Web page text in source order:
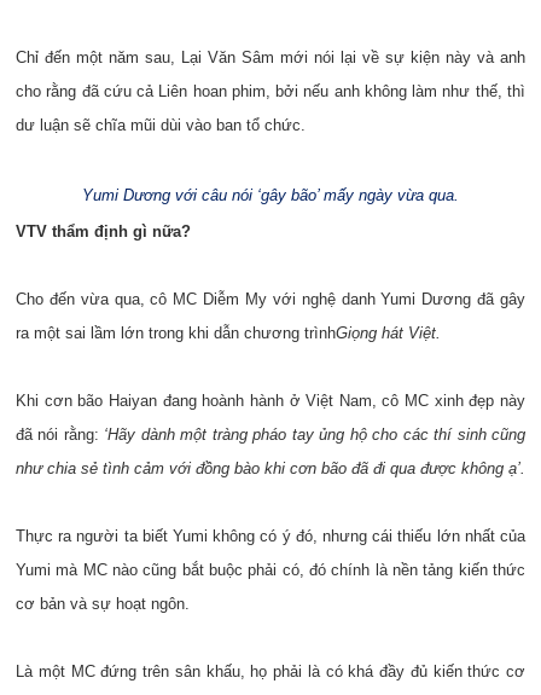
Chỉ đến một năm sau, Lại Văn Sâm mới nói lại về sự kiện này và anh
cho rằng đã cứu cả Liên hoan phim, bởi nếu anh không làm như thế, thì
dư luận sẽ chĩa mũi dùi vào ban tổ chức.
Yumi Dương với câu nói ‘gây bão’ mấy ngày vừa qua.
VTV thẩm định gì nữa?
Cho đến vừa qua, cô MC Diễm My với nghệ danh Yumi Dương đã gây
ra một sai lầm lớn trong khi dẫn chương trìnhGiọng hát Việt.
Khi cơn bão Haiyan đang hoành hành ở Việt Nam, cô MC xinh đẹp này
đã nói rằng: ‘Hãy dành một tràng pháo tay ủng hộ cho các thí sinh cũng
như chia sẻ tình cảm với đồng bào khi cơn bão đã đi qua được không ạ’.
Thực ra người ta biết Yumi không có ý đó, nhưng cái thiếu lớn nhất của
Yumi mà MC nào cũng bắt buộc phải có, đó chính là nền tảng kiến thức
cơ bản và sự hoạt ngôn.
Là một MC đứng trên sân khấu, họ phải là có khá đầy đủ kiến thức cơ